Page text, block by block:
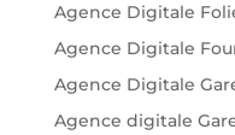
Agence Digitale
Agence Digitale
Agence Digitale
Agence digitale